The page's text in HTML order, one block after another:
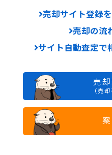
売却サイト登録
売却の流
サイト自動査定で
売
（売